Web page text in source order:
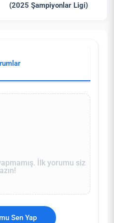
(2025 Şampiyonlar Ligi)
İlk yorumu siz
Sen Yap